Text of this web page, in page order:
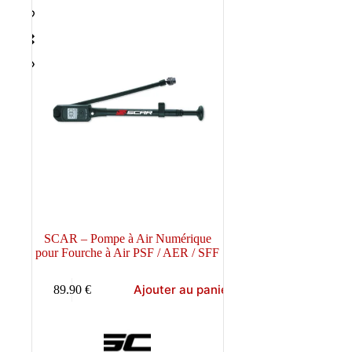
SCAR – Pompe à Air Numérique
pour Fourche à Air PSF / AER / SFF
89.90 € Ajouter au panier